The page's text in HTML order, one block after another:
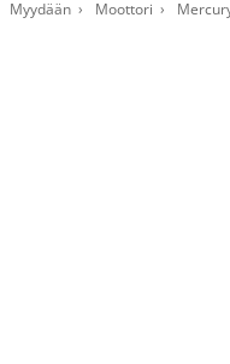
Myydään Moottori